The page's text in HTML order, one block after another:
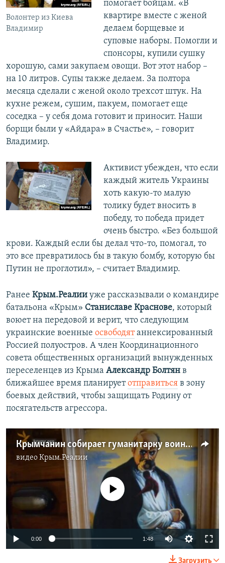
Волонтер из Киева
Владимир
помогает бойцам. «В
квартире вместе с женой
делаем борщевые и
суповые наборы. Помогли и
спонсоры, купили сушку
хорошую, сами закупаем овощи. Вот этот набор –
на 10 литров. Супы также делаем. За полтора
месяца сделали с женой около трехсот штук. На
кухне режем, сушим, пакуем, помогает еще
соседка – у себя дома готовит и приносит. Наши
борщи были у «Айдара» в Счастье», – говорит
Владимир.
Активист убежден, что если
каждый житель Украины
хоть какую-то малую
толику будет вносить в
победу, то победа придет
очень быстро. «Без большой
крови. Каждый если бы делал что-то, помогал, то
это все превратилось бы в такую бомбу, которую бы
Путин не проглотил», – считает Владимир.
Ранее Крым.Реалии уже рассказывали о командире
батальона «Крым» Станиславе Краснове, который
воюет на передовой и верит, что следующим
украинские военные освободятаннексированный
Россией полуостров. А член Координационного
совета общественных организаций вынужденных
переселенцев из Крыма Александр Болтян в
ближайшее время планируетотправиться в зону
боевых действий, чтобы защищать Родину от
посягательств агрессора.
Крымчанин собирает гуманитарку воинам АТО
видеоКрым.Реалии
No media source currently available
0:00 1:48
Загрузить